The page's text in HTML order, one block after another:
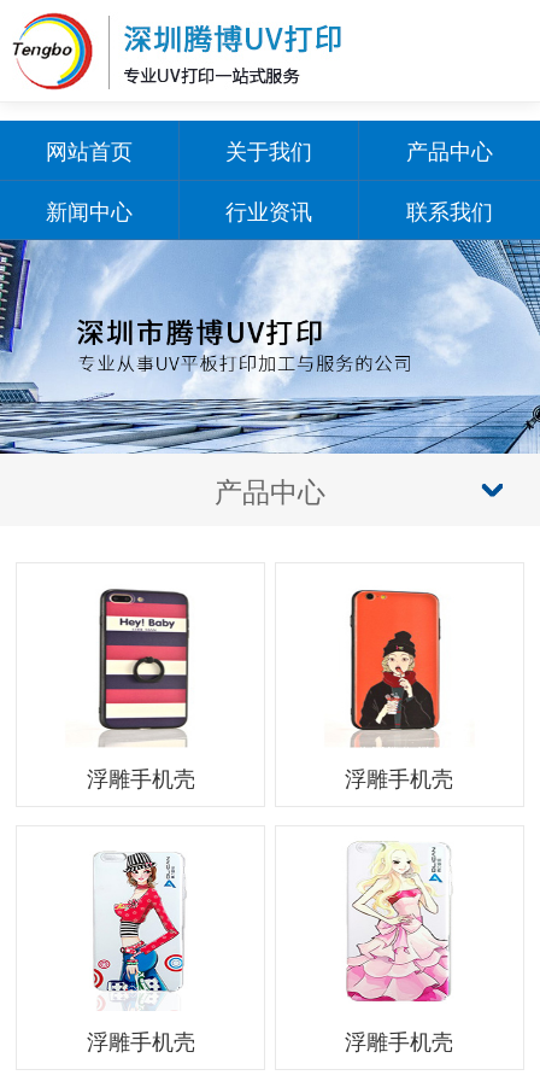
网站首页 关于我们
产品中心
新闻中心
行业资讯 联系我们
产品中心
浮雕手机壳 浮雕手机壳
浮雕手机壳 浮雕手机壳